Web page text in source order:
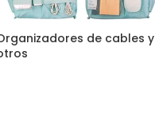
de cables y